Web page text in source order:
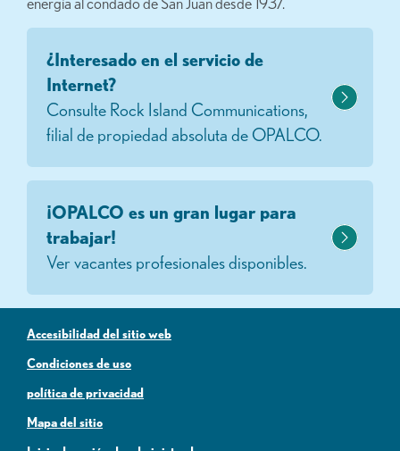
¿Interesado en el servicio de
Internet?
Consulte Rock Island Communications,
filial de propiedad absoluta de OPALCO.
¡OPALCO es un gran lugar para
trabajar!
Ver vacantes profesionales disponibles.
Accesibilidad del sitio web
Condiciones de uso
política de privacidad
Mapa del sitio